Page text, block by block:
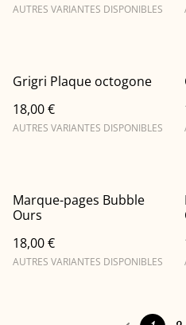
AUTRES VARIANTES DISPONIBLES
Grigri Plaque octogone
18,00 €
AUTRES VARIANTES DISPONIBLES
Marque-pages Bubble
Ours
18,00 €
AUTRES VARIANTES DISPONIBLES